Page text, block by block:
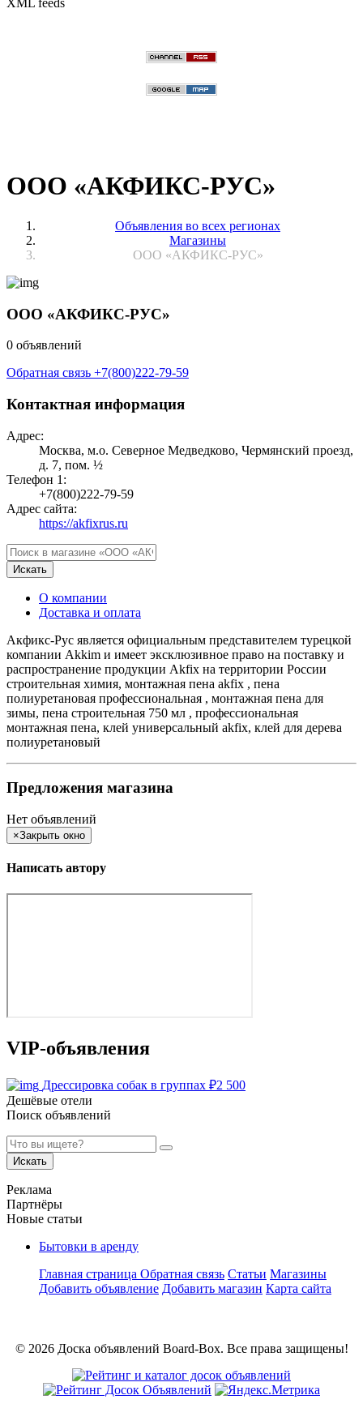
XML feeds
ООО «АКФИКС-РУС»
Объявления во всех регионах
Магазины
ООО «АКФИКС-РУС»
ООО «АКФИКС-РУС»
0 объявлений
Обратная связь +7(800)222-79-59
Контактная информация
Адрес:
Москва, м.о. Северное Медведково, Чермянский проезд,
д. 7, пом. ½
Телефон 1:
+7(800)222-79-59
Адрес сайта:
https://akfixrus.ru
Искать
О компании
Доставка и оплата
Акфикс-Рус является официальным представителем турецкой
компании Akkim и имеет эксклюзивное право на поставку и
распространение продукции Akfix на территории России
строительная химия, монтажная пена akfix , пена
полиуретановая профессиональная , монтажная пена для
зимы, пена строительная 750 мл , профессиональная
монтажная пена, клей универсальный akfix, клей для дерева
полиуретановый
Предложения магазина
Нет объявлений
×Закрыть окно
Написать автору
VIP-объявления
Дрессировка собак в группах ₽2 500
Дешёвые отели
Поиск объявлений
Искать
Реклама
Партнёры
Новые статьи
Бытовки в аренду
Главная страница Обратная связь Статьи Магазины
Добавить объявление Добавить магазин Карта сайта
© 2026 Доска объявлений Board-Box. Все права защищены!